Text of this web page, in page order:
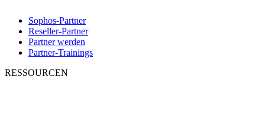
Sophos-Partner
Reseller-Partner
Partner werden
Partner-Trainings
RESSOURCEN